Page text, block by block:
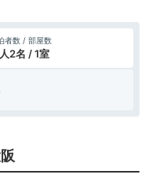
楽天トラベル
アパート
ビジネス
アパート
円〜
楽天トラベル
者数 / 部屋数
2名 / 1室